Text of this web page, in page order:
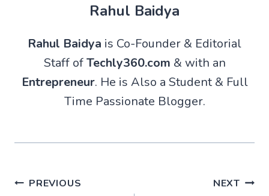
Rahul Baidya
Rahul Baidya is Co-Founder & Editorial
Staff ofTechly360.com & with an
Entrepreneur. He is Also a Student & Full
Time Passionate Blogger.
Post
PREVIOUS NEXT